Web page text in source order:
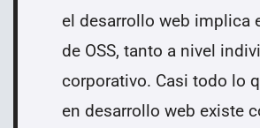
el desarrollo web implica
de OSS, tanto a nivel
corporativo. Casi todo lo
en desarrollo web existe